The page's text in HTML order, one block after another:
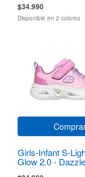
$34.990
Disponible en 2 colores
Girls-Infant S-
Glow 2.0 -